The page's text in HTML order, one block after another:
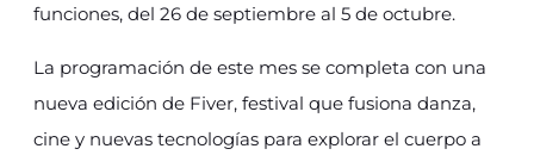
funciones, del 26 de septiembre al 5 de octubre.
La programación de este mes se completa con una
nueva edición de Fiver, festival que fusiona danza,
cine y nuevas tecnologías para explorar el cuerpo a